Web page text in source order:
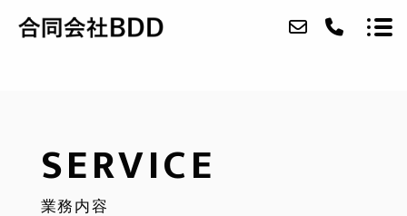
SERVICE
業務内容